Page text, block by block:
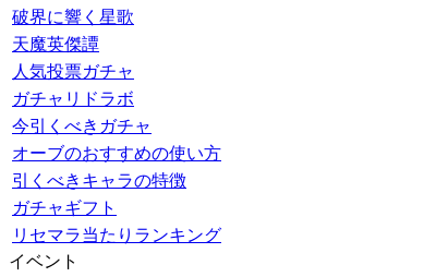
破界に響く星歌
天魔英傑譚
人気投票ガチャ
ガチャリドラボ
今引くべきガチャ
オーブのおすすめの使い方
引くべきキャラの特徴
ガチャギフト
リセマラ当たりランキング
イベント